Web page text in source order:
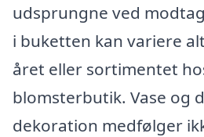
udsprungne ved
i buketten kan variere
året eller sortimentet
blomsterbutik. Vase og
dekoration medfølger